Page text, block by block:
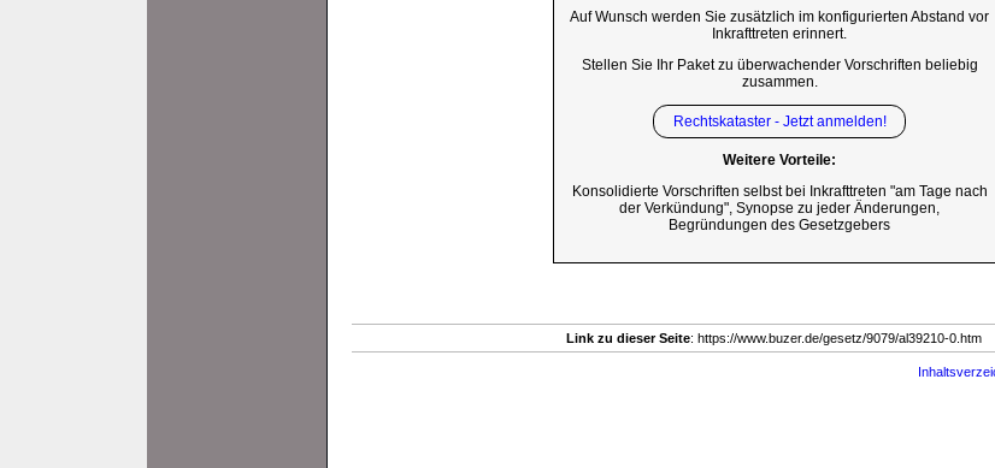
Auf Wunsch werden Sie zusätzlich im konfigurierten Abstand vor
Inkrafttreten erinnert.
Stellen Sie Ihr Paket zu überwachender Vorschriften beliebig
zusammen.
Rechtskataster - Jetzt anmelden!
Weitere Vorteile:
Konsolidierte Vorschriften selbst bei Inkrafttreten "am Tage nach
der Verkündung", Synopse zu jeder Änderungen,
Begründungen des Gesetzgebers
Link zu dieser Seite: https://www.buzer.de/gesetz/9079/al39210-0.htm